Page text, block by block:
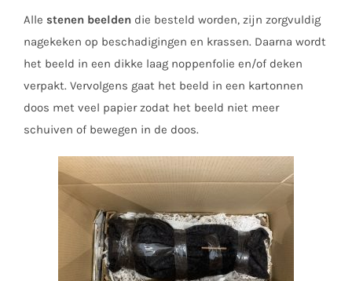
Alle stenen beeldendie besteld worden, zijn zorgvuldig
nagekeken op beschadigingen en krassen. Daarna wordt
het beeld in een dikke laag noppenfolie en/of deken
verpakt. Vervolgens gaat het beeld in een kartonnen
doos met veel papier zodat het beeld niet meer
schuiven of bewegen in de doos.